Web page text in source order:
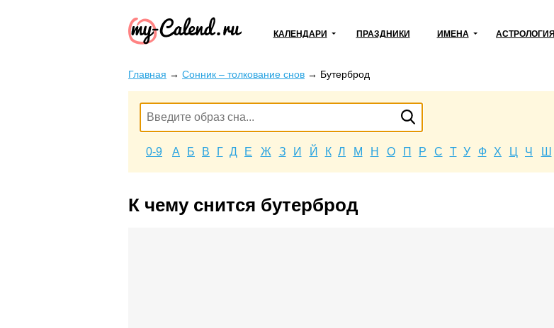
КАЛЕНДАРИ ПРАЗДНИКИ ИМЕНА АСТРОЛОГИЯ
Главная → Сонник – толкование снов → Бутерброд
0-9 А Б В Г Д Е Ж З И Й К Л М Н О П Р С Т У Ф Х Ц Ч Ш
К чему снится бутерброд